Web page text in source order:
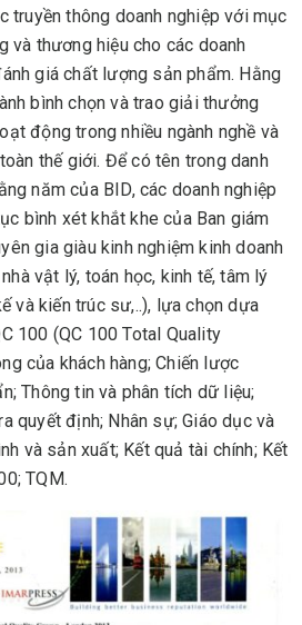
truyền thông doanh nghiệp với mục
và thương hiệu cho các doanh
giá chất lượng sản phẩm. Hằng
bình chọn và trao giải thưởng
động trong nhiều ngành nghề và
thế giới. Để có tên trong danh
năm của BID, các doanh nghiệp
bình xét khắt khe của Ban giám
gia giàu kinh nghiệm kinh doanh
vật lý, toán học, kinh tế, tâm lý
và kiến trúc sư,..), lựa chọn dựa
100 (QC 100 Total Quality
của khách hàng; Chiến lược
Thông tin và phân tích dữ liệu;
quyết định; Nhân sự; Giáo dục và
và sản xuất; Kết quả tài chính; Kết
TQM.